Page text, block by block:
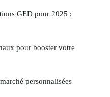
GED pour 2025 :
pour booster votre
personnalisées